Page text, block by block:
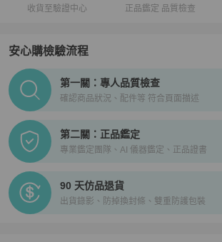
收貨至驗證中心 正品鑑定 品質檢查
安心購檢驗流程
PopChill拍拍圈正品驗證、安心購檢驗流程
第一關：專人品質檢查
確認商品狀況、配件等 符合頁面描述
第二關：正品鑑定
專業鑑定團隊、AI 儀器鑑定、正品證書
90 天仿品退貨
出貨錄影、防掉換封條、雙重防護包裝